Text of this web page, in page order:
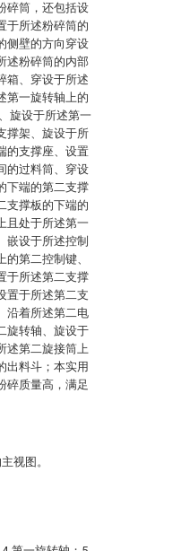
碎筒，还包括设
于所述粉碎筒的
侧壁的方向穿设
述粉碎筒的内部
箱、穿设于所述
第一旋转轴上的
旋设于所述第一
撑架、旋设于所
的支撑座、设置
的过料筒、穿设
下端的第二支撑
支撑板的下端的
且处于所述第一
嵌设于所述控制
第二控制键、
于所述第二支撑
置于所述第二支
沿着所述第二电
旋转轴、旋设于
述第二旋接筒上
出料斗；本实用
碎质量高，满足
视图。